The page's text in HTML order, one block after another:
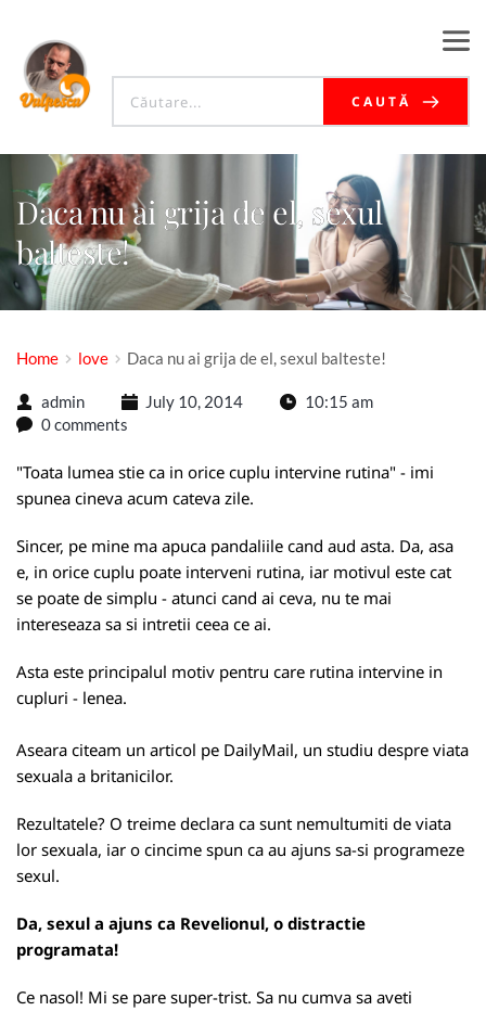
CAUTĂ
Daca nu ai grija de el, sexul
balteste!
Home love Daca nu ai grija de el, sexul balteste!
admin July 10, 2014
10:15 am
0 comments
"Toata lumea stie ca in orice cuplu intervine rutina" - imi
spunea cineva acum cateva zile.
Sincer, pe mine ma apuca pandaliile cand aud asta. Da, asa
e, in orice cuplu poate interveni rutina, iar motivul este cat
se poate de simplu - atunci cand ai ceva, nu te mai
intereseaza sa si intretii ceea ce ai.
Asta este principalul motiv pentru care rutina intervine in
cupluri - lenea.
Aseara citeam un articol pe DailyMail, un studiu despre viata
sexuala a britanicilor.
Rezultatele? O treime declara ca sunt nemultumiti de viata
lor sexuala, iar o cincime spun ca au ajuns sa-si programeze
sexul.
Da, sexul a ajuns ca Revelionul, o distractie
programata!
Ce nasol! Mi se pare super-trist. Sa nu cumva sa aveti